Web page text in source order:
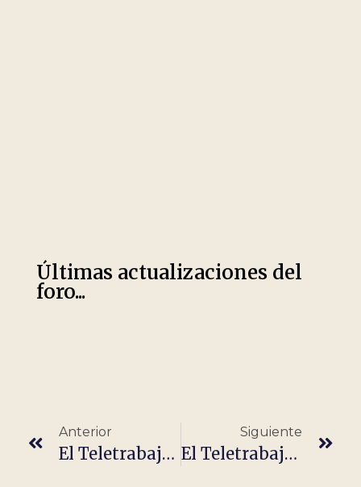
Últimas actualizaciones del
foro...
Anterior
El Teletrabajo En Panamá
Siguiente
El Teletrabajo En Bolivia